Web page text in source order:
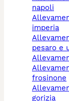
napoli
allevamento gatti
imperia
allevamento gatti
pesaro e
allevamento gatti
frosinone
allevamento gatti
gorizia